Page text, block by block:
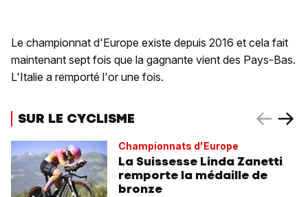
Le championnat d'Europe existe depuis 2016 et cela fait
maintenant sept fois que la gagnante vient des Pays-Bas.
L'Italie a remporté l'or une fois.
SUR LE CYCLISME
Championnats d'Europe
La Suissesse Linda Zanetti
remporte la médaille de
bronze